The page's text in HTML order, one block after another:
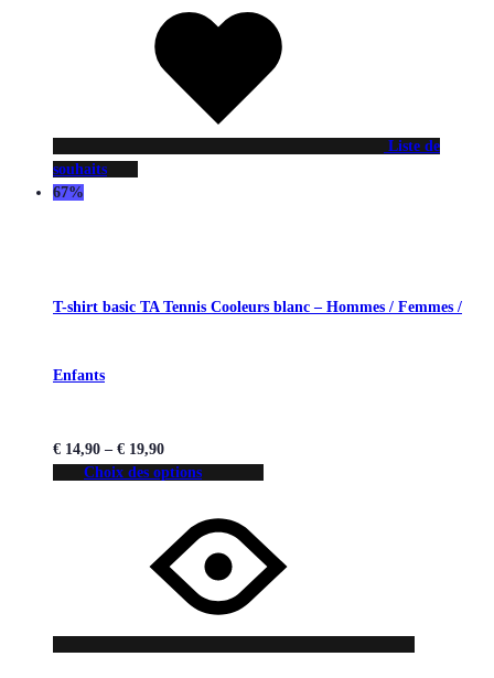
Liste de
souhaits
67%
T-shirt basic TA Tennis Cooleurs blanc – Hommes / Femmes /
Enfants
€ 14,90 – € 19,90
Choix des options